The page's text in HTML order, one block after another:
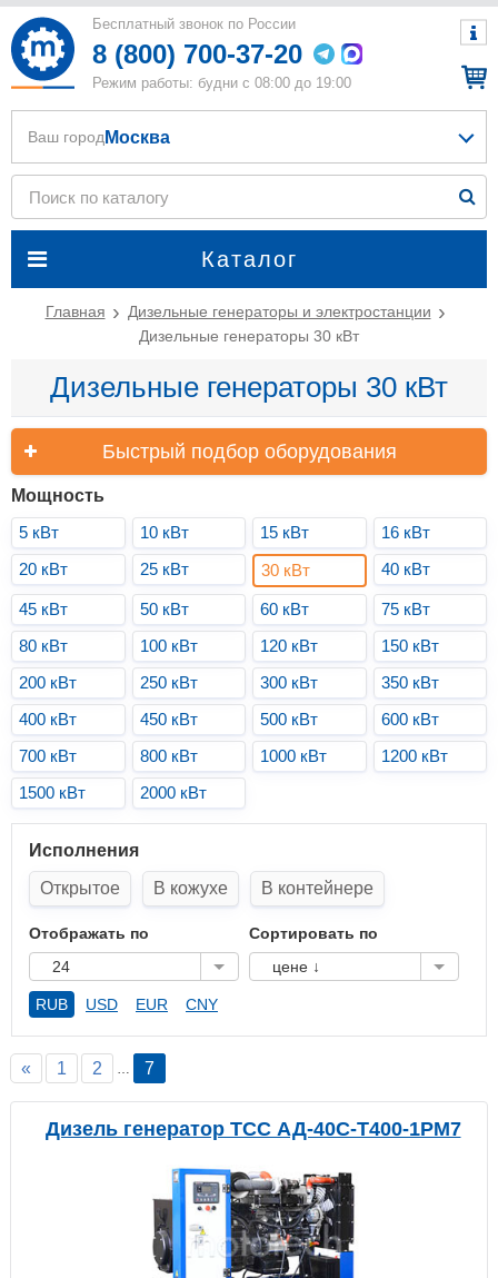
Бесплатный звонок по России
8 (800) 700-37-20
Режим работы: будни с 08:00 до 19:00
Каталог
Ваш город Москва
Главная
Дизельные генераторы и электростанции
Дизельные генераторы 30 кВт
Дизельные генераторы 30 кВт
Быстрый подбор оборудования
Мощность
5 кВт
10 кВт 15 кВт
16 кВт
20 кВт
25 кВт 30 кВт 40 кВт
45 кВт 50 кВт 60 кВт
75 кВт
80 кВт
100 кВт 120 кВт
150 кВт
200 кВт
250 кВт 300 кВт
350 кВт
400 кВт
450 кВт 500 кВт
600 кВт
700 кВт
800 кВт 1000 кВт
1200 кВт
1500 кВт
2000 кВт
Исполнения
Открытое
В кожухе В контейнере
Отображать по
24
Сортировать по
цене ↓
RUB USD EUR CNY
« 1 2 … 7
Дизель генератор ТСС АД-40С-Т400-1РМ7